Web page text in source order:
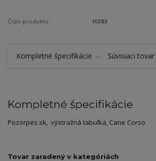
Číslo produktu: H383
Kompletné špecifikácie Súvisiaci tovar
Kompletné špecifikácie
Pozorpes.sk, výstražná tabuľka, Cane Corso
Tovar zaradený v kategóriách